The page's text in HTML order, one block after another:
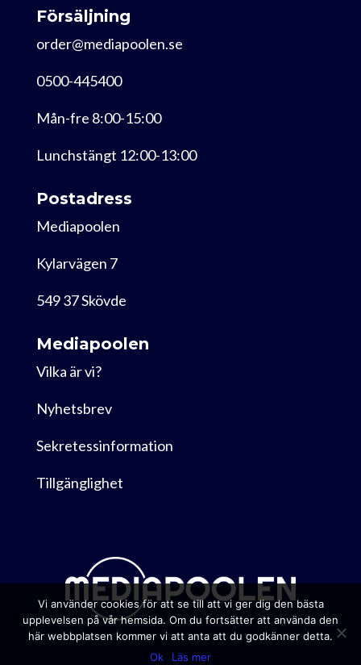
Försäljning
order@mediapoolen.se
0500-445400
Mån-fre 8:00-15:00
Lunchstängt 12:00-13:00
Postadress
Mediapoolen
Kylarvägen 7
549 37 Skövde
Mediapoolen
Vilka är vi?
Nyhetsbrev
Sekretessinformation
Tillgänglighet
Vi använder cookies för att se till att vi ger dig den bästa
upplevelsen på vår hemsida. Om du fortsätter att använda den
här webbplatsen kommer vi att anta att du godkänner detta.
Ok
Läs mer